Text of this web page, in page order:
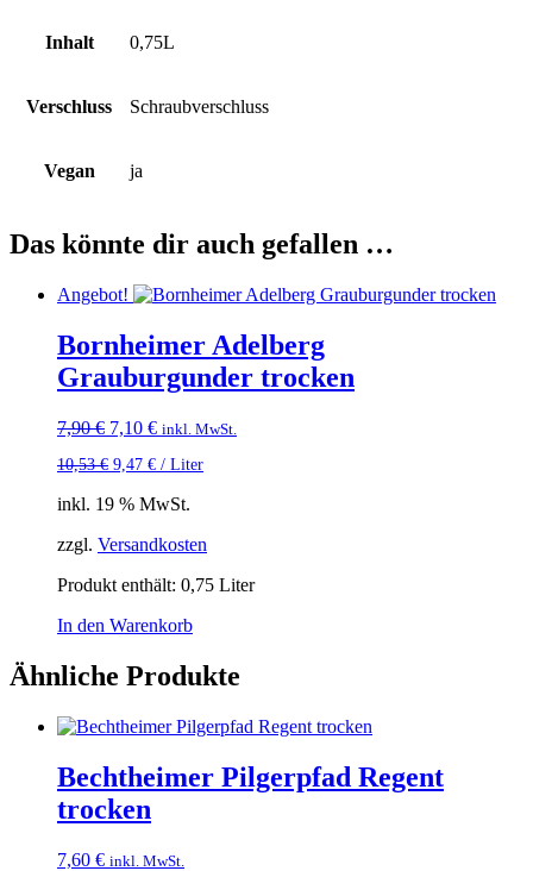
Inhalt 0,75L
Verschluss Schraubverschluss
Vegan ja
Das könnte dir auch gefallen …
Angebot!
Bornheimer Adelberg
Grauburgunder trocken
7,90€ Ursprünglicher
war:
7,10 €Aktueller
ist:
inkl. MwSt.
10,53€ 9,47 € / Liter
inkl. 19 % MwSt.
zzgl. Versandkosten
Produkt enthält: 0,75 Liter
In den Warenkorb
Ähnliche Produkte
Bechtheimer Pilgerpfad Regent
trocken
7,60 € inkl. MwSt.